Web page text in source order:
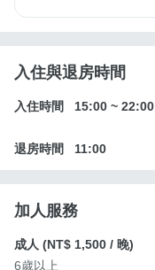
入住與退房時間
入住時間 15:00 ~ 22:00
退房時間 11:00
加人服務
成人 (NT$ 1,500 / 晚)
6歲以上